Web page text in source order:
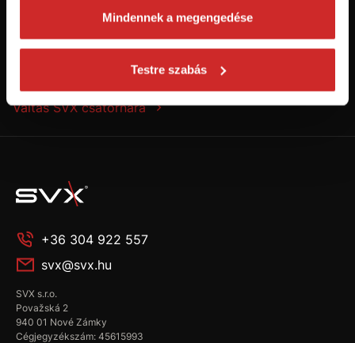
Mindennek a megengedése
Testre szabás
Kövess minket a Youtube-on!
Váltás SVX csatornára
+36 304 922 557
svx@svx.hu
SVX s.r.o.
Považská 2
940 01 Nové Zámky
Cégjegyzékszám: 45615993